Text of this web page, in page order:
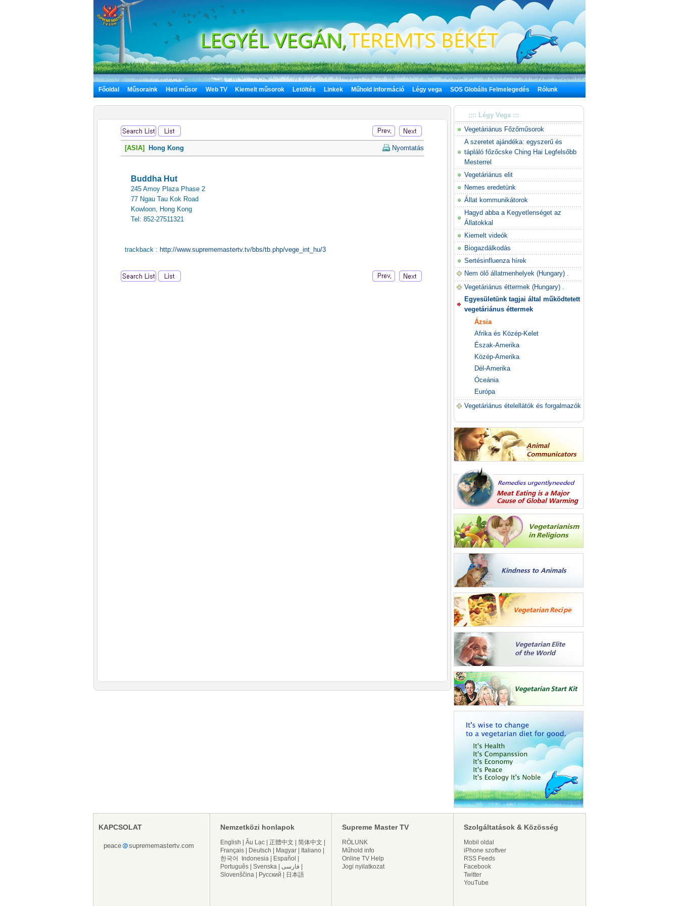
Főoldal Műsoraink Heti műsor Web TV Kiemelt műsorok Letöltés Linkek Műhold információ Légy vega SOS Globális Felmelegedés Rólunk
[ASIA] Hong Kong Nyomtatás
Buddha Hut
245 Amoy Plaza Phase 2
77 Ngau Tau Kok Road
Kowloon, Hong Kong
Tel: 852-27511321
trackback : http://www.suprememastertv.tv/bbs/tb.php/vege_int_hu/3
;::: Légy Vega :::
Vegetáriánus Főzőműsorok
A szeretet ajándéka: egyszerű és
tápláló főzőcske Ching Hai Legfelsőbb
Mesterrel
Vegetáriánus elit
Nemes eredetünk
Állat kommunikátorok
Hagyd abba a Kegyetlenséget az
Állatokkal
Kiemelt videók
Biogazdálkodás
Sertésinfluenza hírek
Nem ölő állatmenhelyek (Hungary) .
Vegetáriánus éttermek (Hungary) .
Egyesületünk tagjai által működtetett
vegetáriánus éttermek
Ázsia
Afrika és Közép-Kelet
Észak-Amerika
Közép-Amerika
Dél-Amerika
Óceánia
Európa
Vegetáriánus ételellátók és forgalmazók
KAPCSOLAT
peace suprememastertv.com
Nemzetközi honlapok
English Âu Lạc 正體中文 简体中文
Français
Deutsch Magyar Italiano
한국어
Indonesia Español
Português
Svenska فارسی
Slovenščina
Русский 日本語
Supreme Master TV
RÓLUNK
Műhold info
Online TV Help
Jogi nyilatkozat
Szolgáltatások & Közösség
Mobil oldal
iPhone szoftver
RSS Feeds
Facebook
Twitter
YouTube